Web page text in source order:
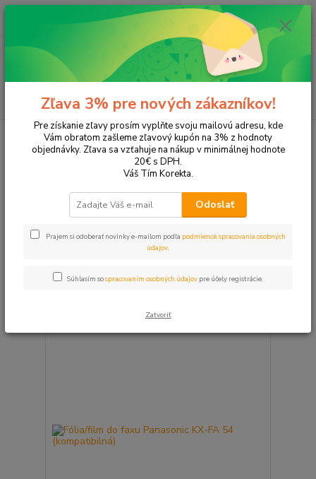
Hľadať
ks
za 0,00 EUR
Tonery a náplne do tlačiarní Panasonic KX-FC148
Upresniť parametre
Najdrahšie
Zobrazujem 1-1 z 1
Zľava 3% pre nových zákazníkov!
Pre získanie zľavy prosím vyplňte svoju mailovú adresu, kde
Vám obratom zašleme zľavový kupón na 3% z hodnoty
objednávky. Zľava sa vzťahuje na nákup v minimálnej hodnote
20€ s DPH.
Váš Tím Korekta.
Odoslať
Prajem si odoberať novinky e-mailom podľa podmienok spracovania osobných
údajov.
Súhlasím sospracovaním osobných údajov pre účely registrácie.
Zatvoriť